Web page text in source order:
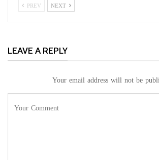
PREV NEXT
LEAVE A REPLY
Your email address will not be